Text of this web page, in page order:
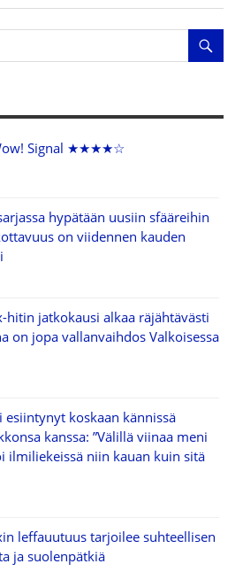
Signal ★★★★☆
hypätään uusiin sfääreihin
on viidennen kauden
hitin jatkokausi alkaa räjähtävästi
on jopa vallanvaihdos Valkoisessa
esiintynyt koskaan kännissä
kanssa: ”Välillä viinaa meni
ilmiliekeissä niin kauan kuin sitä
leffauutuus tarjoilee suhteellisen
ja suolenpätkiä